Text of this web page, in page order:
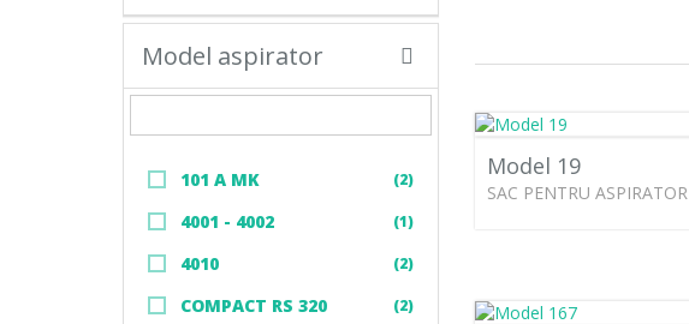
Model aspirator
101 A MK (2)
4001 - 4002 (1)
4010 (2)
COMPACT RS 320 (2)
Model 19
SAC PENTRU ASPIRATOR